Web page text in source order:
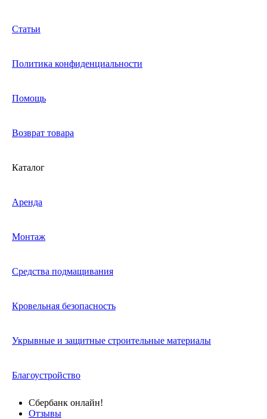
Статьи
Политика конфиденциальности
Помощь
Возврат товара
Каталог
Аренда
Монтаж
Средства подмащивания
Кровельная безопасность
Укрывные и защитные строительные материалы
Благоустройство
Сбербанк онлайн!
Отзывы